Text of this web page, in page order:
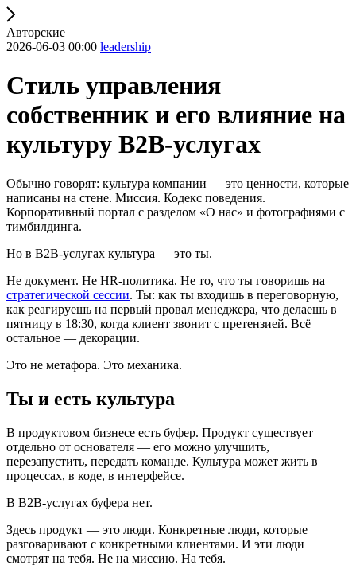
Авторские
2026-06-03 00:00 leadership
Стиль управления
собственник и его влияние на
культуру B2B-услугах
Обычно говорят: культура компании — это ценности, которые
написаны на стене. Миссия. Кодекс поведения.
Корпоративный портал с разделом «О нас» и фотографиями с
тимбилдинга.
Но в B2B-услугах культура — это ты.
Не документ. Не HR-политика. Не то, что ты говоришь на
стратегической сессии. Ты: как ты входишь в переговорную,
как реагируешь на первый провал менеджера, что делаешь в
пятницу в 18:30, когда клиент звонит с претензией. Всё
остальное — декорации.
Это не метафора. Это механика.
Ты и есть культура
В продуктовом бизнесе есть буфер. Продукт существует
отдельно от основателя — его можно улучшить,
перезапустить, передать команде. Культура может жить в
процессах, в коде, в интерфейсе.
В B2B-услугах буфера нет.
Здесь продукт — это люди. Конкретные люди, которые
разговаривают с конкретными клиентами. И эти люди
смотрят на тебя. Не на миссию. На тебя.